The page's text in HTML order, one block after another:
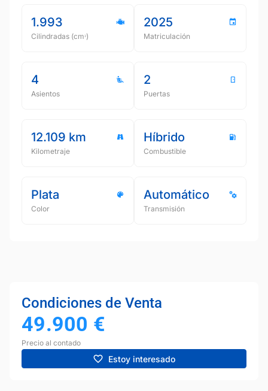
1.993
Cilindradas (cmᵌ)
2025
Matriculación
4
Asientos
2
Puertas
12.109 km
Kilometraje
Híbrido
Combustible
Plata
Color
Automático
Transmisión
Condiciones de Venta
49.900 €
Precio al contado
Estoy interesado